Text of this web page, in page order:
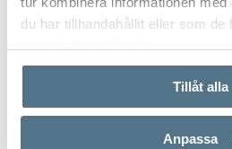
du har tillhandahållit eller som
Tillåt alla
Anpassa
FAKTA OM BOSTADEN